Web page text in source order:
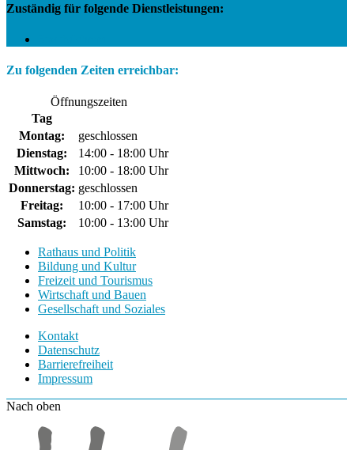
Zuständig für folgende Dienstleistungen:
Zu folgenden Zeiten erreichbar:
Öffnungszeiten
Tag
Montag:
geschlossen
Dienstag:
14:00 - 18:00 Uhr
Mittwoch:
10:00 - 18:00 Uhr
Donnerstag: geschlossen
Freitag:
10:00 - 17:00 Uhr
Samstag:
10:00 - 13:00 Uhr
Rathaus und Politik
Bildung und Kultur
Freizeit und Tourismus
Wirtschaft und Bauen
Gesellschaft und Soziales
Kontakt
Datenschutz
Barrierefreiheit
Impressum
Nach oben